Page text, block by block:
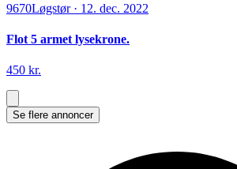
9670Løgstør· 12. dec. 2022
Flot 5 armet lysekrone.
450 kr.
Se flere annoncer